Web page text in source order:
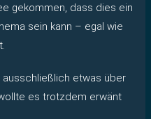
gekommen, dass dies ein
sein kann – egal wie
ausschließlich etwas über
es trotzdem erwänt